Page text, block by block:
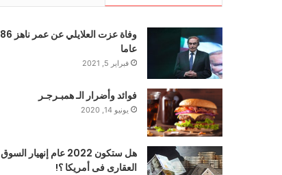
وفاة عزت العلايلي عن عمر ناهز 86
عاما
فبراير 5, 2021
فوائد وأضرار الـ همبـرجـر
يونيو 14, 2020
هل ستكون 2022 عام إنهيار السوق
العقارى فى أمريكا ؟!